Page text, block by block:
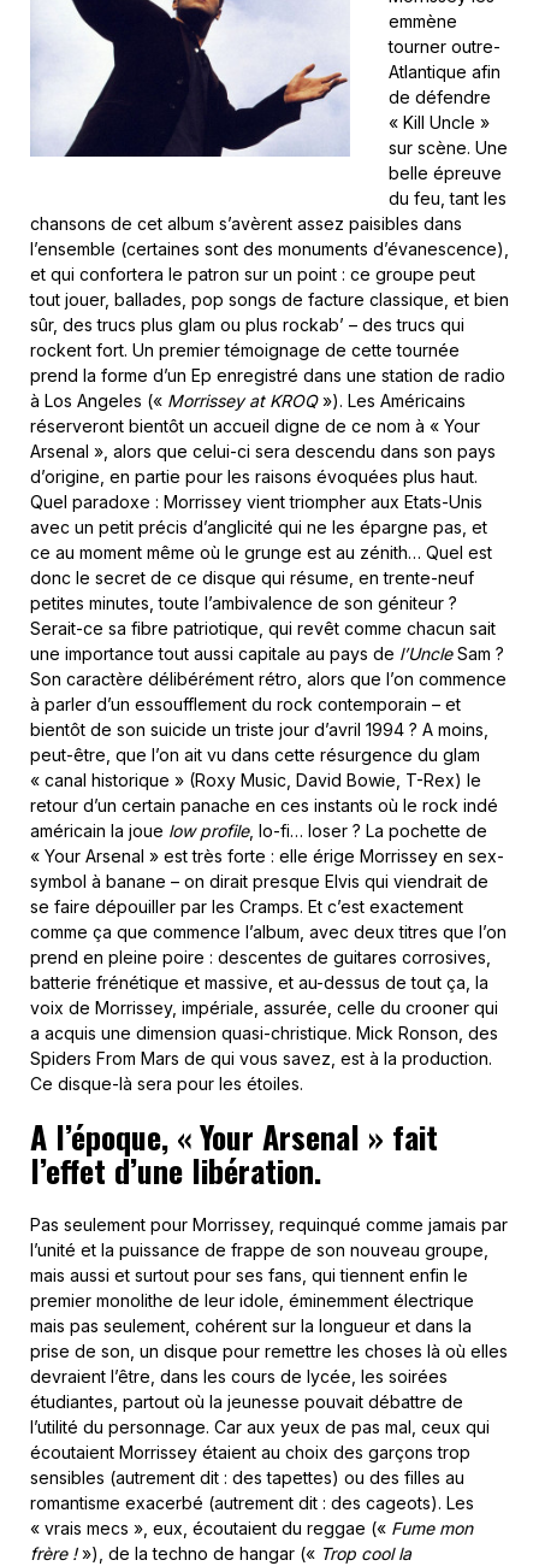
emmène
tourner outre-
Atlantique afin
de défendre
« Kill Uncle »
sur scène. Une
belle épreuve
du feu, tant les
chansons de cet album s’avèrent assez paisibles dans
l’ensemble (certaines sont des monuments d’évanescence),
et qui confortera le patron sur un point : ce groupe peut
tout jouer, ballades, pop songs de facture classique, et bien
sûr, des trucs plus glam ou plus rockab’ – des trucs qui
rockent fort. Un premier témoignage de cette tournée
prend la forme d’un Ep enregistré dans une station de radio
à Los Angeles (« Morrissey at KROQ»). Les Américains
réserveront bientôt un accueil digne de ce nom à « Your
Arsenal », alors que celui-ci sera descendu dans son pays
d’origine, en partie pour les raisons évoquées plus haut.
Quel paradoxe : Morrissey vient triompher aux Etats-Unis
avec un petit précis d’anglicité qui ne les épargne pas, et
ce au moment même où le grunge est au zénith… Quel est
donc le secret de ce disque qui résume, en trente-neuf
petites minutes, toute l’ambivalence de son géniteur ?
Serait-ce sa fibre patriotique, qui revêt comme chacun sait
une importance tout aussi capitale au pays de l’UncleSam ?
Son caractère délibérément rétro, alors que l’on commence
à parler d’un essoufflement du rock contemporain – et
bientôt de son suicide un triste jour d’avril 1994 ? A moins,
peut-être, que l’on ait vu dans cette résurgence du glam
« canal historique » (Roxy Music, David Bowie, T-Rex) le
retour d’un certain panache en ces instants où le rock indé
américain la joue low profile, lo-fi… loser ? La pochette de
« Your Arsenal » est très forte : elle érige Morrissey en sex-
symbol à banane – on dirait presque Elvis qui viendrait de
se faire dépouiller par les Cramps. Et c’est exactement
comme ça que commence l’album, avec deux titres que l’on
prend en pleine poire : descentes de guitares corrosives,
batterie frénétique et massive, et au-dessus de tout ça, la
voix de Morrissey, impériale, assurée, celle du crooner qui
a acquis une dimension quasi-christique. Mick Ronson, des
Spiders From Mars de qui vous savez, est à la production.
Ce disque-là sera pour les étoiles.
A l’époque, « Your Arsenal » fait
l’effet d’une libération.
Pas seulement pour Morrissey, requinqué comme jamais par
l’unité et la puissance de frappe de son nouveau groupe,
mais aussi et surtout pour ses fans, qui tiennent enfin le
premier monolithe de leur idole, éminemment électrique
mais pas seulement, cohérent sur la longueur et dans la
prise de son, un disque pour remettre les choses là où elles
devraient l’être, dans les cours de lycée, les soirées
étudiantes, partout où la jeunesse pouvait débattre de
l’utilité du personnage. Car aux yeux de pas mal, ceux qui
écoutaient Morrissey étaient au choix des garçons trop
sensibles (autrement dit : des tapettes) ou des filles au
romantisme exacerbé (autrement dit : des cageots). Les
« vrais mecs », eux, écoutaient du reggae (« Fume mon
frère !»), de la techno de hangar (« Trop cool la